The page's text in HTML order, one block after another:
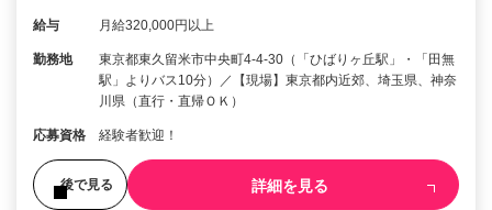
給与 月給320,000円以上
勤務地
東京都東久留米市中央町4-4-30（「ひばりヶ丘駅」・「田無
駅」よりバス10分）／【現場】東京都内近郊、埼玉県、神奈
川県（直行・直帰ＯＫ）
応募資格 経験者歓迎！
後で見る 詳細を見る